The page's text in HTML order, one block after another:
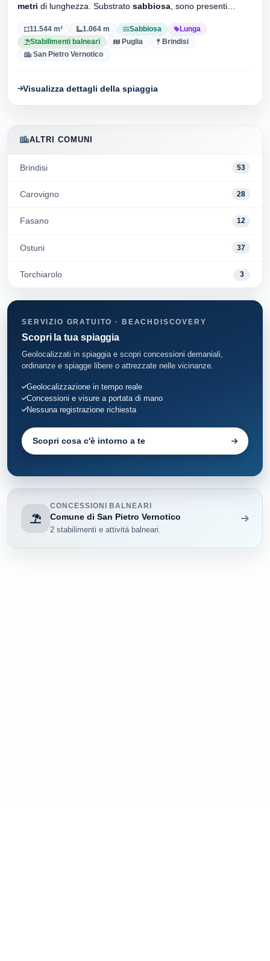
ALTRI COMUNI
Brindisi 53
Carovigno 28
Fasano 12
Ostuni 37
Torchiarolo 3
SERVIZIO GRATUITO · BEACHDISCOVERY
Scopri la tua spiaggia
Geolocalizzati in spiaggia e scopri concessioni demaniali,
ordinanze e spiagge libere o attrezzate nelle vicinanze.
Geolocalizzazione in tempo reale
Concessioni e visure a portata di mano
Nessuna registrazione richiesta
Scopri cosa c'è intorno a te
CONCESSIONI BALNEARI
Comune di San Pietro Vernotico
2 stabilimenti e attività balneari.
metri di lunghezza. Substrato sabbiosa, sono presenti
11.544 m² 1.064 m Sabbiosa
Lunga
Stabilimenti balneari
Puglia
Brindisi
San Pietro Vernotico
Visualizza dettagli della spiaggia